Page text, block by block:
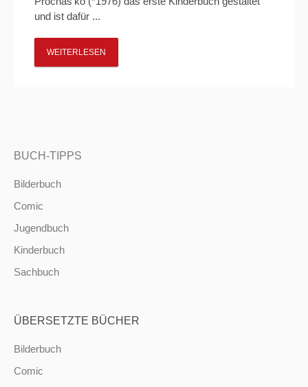
und ist dafür ...
WEITERLESEN
BUCH-TIPPS
Bilderbuch
Comic
Jugendbuch
Kinderbuch
Sachbuch
ÜBERSETZTE BÜCHER
Bilderbuch
Comic